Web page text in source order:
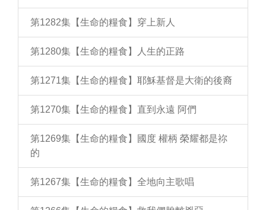
第1282集【生命的糧食】穿上新人
第1280集【生命的糧食】人生的正路
第1271集【生命的糧食】耶穌基督是大衛的後裔
第1270集【生命的糧食】直到永遠 阿們
第1269集【生命的糧食】國度 權柄 榮耀都是祢
的
第1267集【生命的糧食】全地向主歌唱